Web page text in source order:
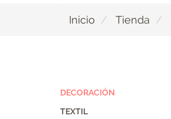
Inicio Tienda
DECORACIÓN
TEXTIL